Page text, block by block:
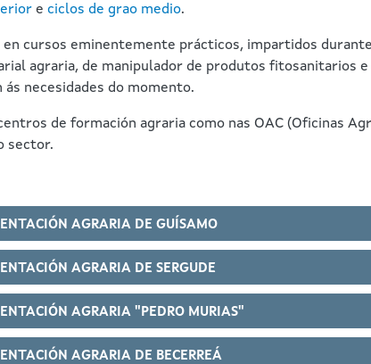
e ciclos de grao medio.
cursos eminentemente prácticos, impartidos
agraria, de manipulador de produtos fitosanitarios
ás necesidades do momento.
de formación agraria como nas OAC (Oficinas
sector.
AGRARIA DE GUÍSAMO
AGRARIA DE SERGUDE
AGRARIA "PEDRO MURIAS"
AGRARIA DE BECERREÁ